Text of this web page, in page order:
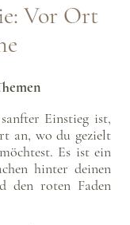
Vor Ort
Einstieg ist,
an, wo du gezielt
Es ist ein
hinter deinen
den roten Faden